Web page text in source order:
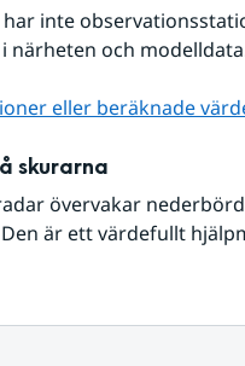
inte
närheten och
eller beräknade
skurarna
övervakar
är ett värdefullt